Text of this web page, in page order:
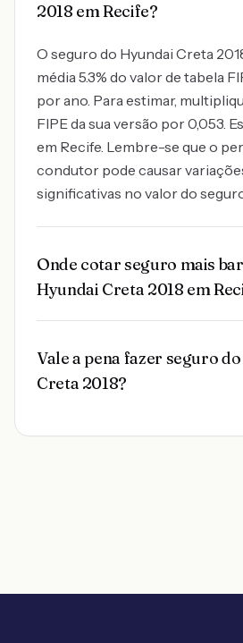
2018 em Recife?
O seguro do Hyundai Creta
média 5.3% do valor de tabela
por ano. Para estimar,
FIPE da sua versão por 0,053.
em Recife. Lembre-se que o
condutor pode causar
significativas no valor do
Onde cotar seguro mais
Hyundai Creta 2018 em
Vale a pena fazer seguro
Creta 2018?